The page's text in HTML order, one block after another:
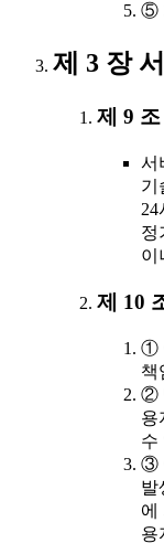
⑤
제 3 장
제 9
서
기
24
정
이
제 10
①
책
②
용
수
③
발
에
용